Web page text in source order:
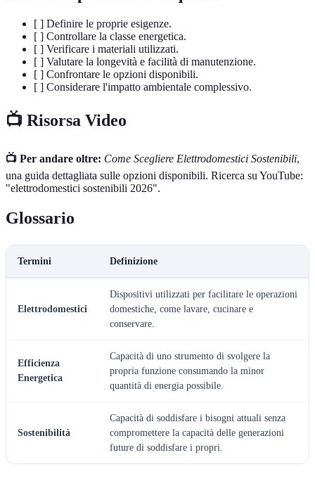
[ ] Definire le proprie esigenze.
[ ] Controllare la classe energetica.
[ ] Verificare i materiali utilizzati.
[ ] Valutare la longevità e facilità di manutenzione.
[ ] Confrontare le opzioni disponibili.
[ ] Considerare l'impatto ambientale complessivo.
📺 Risorsa Video
📺 Per andare oltre: Come Scegliere Elettrodomestici Sostenibili,
una guida dettagliata sulle opzioni disponibili. Ricerca su YouTube:
"elettrodomestici sostenibili 2026".
Glossario
Termini Definizione
Elettrodomestici
Dispositivi utilizzati per facilitare le operazioni
domestiche, come lavare, cucinare e
conservare.
Efficienza
Energetica
Capacità di uno strumento di svolgere la
propria funzione consumando la minor
quantità di energia possibile.
Sostenibilità
Capacità di soddisfare i bisogni attuali senza
compromettere la capacità delle generazioni
future di soddisfare i propri.